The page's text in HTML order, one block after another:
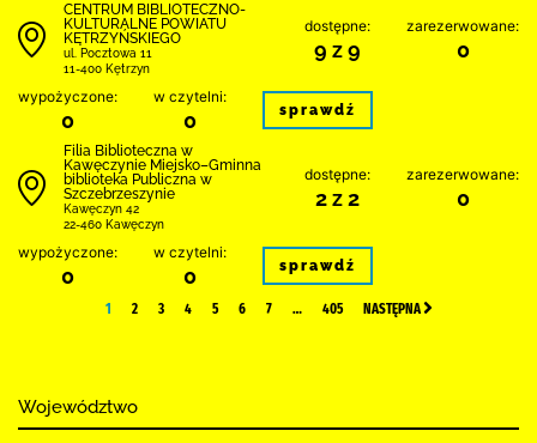
CENTRUM BIBLIOTECZNO-
KULTURALNE POWIATU
KĘTRZYŃSKIEGO
ul. Pocztowa 11
11-400 Kętrzyn
dostępne:
9 z 9
zarezerwowane:
0
wypożyczone:
0
w czytelni:
0 sprawdź
Filia Biblioteczna w
Kawęczynie Miejsko–Gminna
biblioteka Publiczna w
Szczebrzeszynie
Kawęczyn 42
22-460 Kawęczyn
dostępne:
2 z 2
zarezerwowane:
0
wypożyczone:
0
w czytelni:
0 sprawdź
1 2 3 4 5 6 7 … 405 NASTĘPNA
Województwo